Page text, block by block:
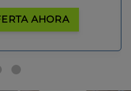
AHORA